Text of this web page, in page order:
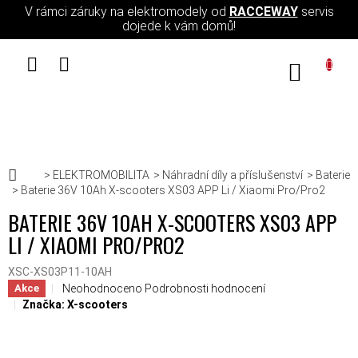
Přejít na obsah
V rámci záruky na elektromodely od RACCEWAYservis
dojede k vám domů!
Domů
ELEKTROMOBILITA Náhradní díly a příslušenství
Baterie
Baterie 36V 10Ah X-scooters XS03 APP Li / Xiaomi Pro/Pro2
BATERIE 36V 10AH X-SCOOTERS XS03 APP
LI / XIAOMI PRO/PRO2
XSC-XS03P11-10AH
Akce Průměrné hodnocení produktu je 0,0 z 5 hvězdiček.
Neohodnoceno Podrobnosti hodnocení
Značka: X-scooters